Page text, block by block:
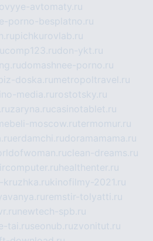
avtomaty.ru
porno-besplatno.ru
pichkurovlab.ru
comp123.rudon-ykt.ru
domashnee-porno.ru
doska.ru metropoltravel.ru
media.ru rostotsky.ru
zaryna.rucasinotablet.ru
moscow.rutermomur.ru
erdamchi.rudoramamama.ru
clean-dreams.ru
healthenter.ru
kruzhka.rukinofilmy-2021.ru
remstir-tolyatti.ru
newtech-spb.ru
tai.ruseonub.ruzvonitut.ru